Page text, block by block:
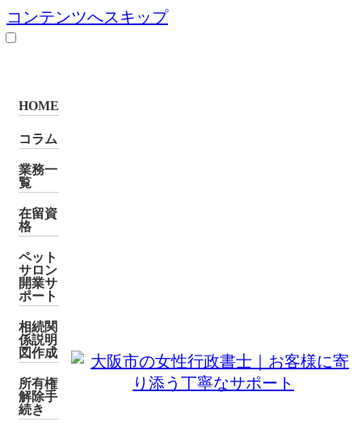
コンテンツへスキップ
HOME
コラム
業務一
覧
在留資
格
ペット
サロン
開業サ
ポート
相続関
係説明
図作成
所有権
解除手
続き